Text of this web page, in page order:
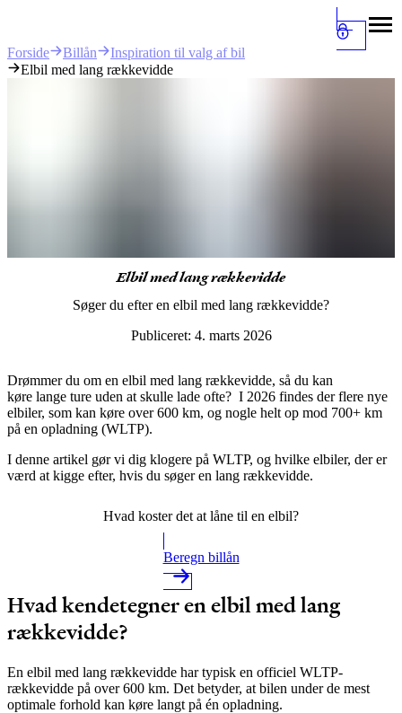
Forside Billån
Inspiration til valg af bil
Elbil med lang rækkevidde
Elbil med lang rækkevidde
Søger du efter en elbil med lang rækkevidde?
Publiceret: 4. marts 2026
Drømmer du om en elbil med lang rækkevidde, så du kan
køre lange ture uden at skulle lade ofte? I 2026 findes der flere nye
elbiler, som kan køre over 600 km, og nogle helt op mod 700+ km
på en opladning (WLTP).
I denne artikel gør vi dig klogere på WLTP, og hvilke elbiler, der er
værd at kigge efter, hvis du søger en lang rækkevidde.
Hvad koster det at låne til en elbil?
Beregn billån
Hvad kendetegner en elbil med lang
rækkevidde?
En elbil med lang rækkevidde har typisk en officiel WLTP-
rækkevidde på over 600 km. Det betyder, at bilen under de mest
optimale forhold kan køre langt på én opladning.